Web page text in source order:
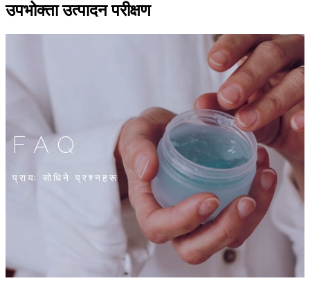
उपभोक्ता उत्पादन परीक्षण
FAQ
प्रायः सोधिने प्रश्नहरू